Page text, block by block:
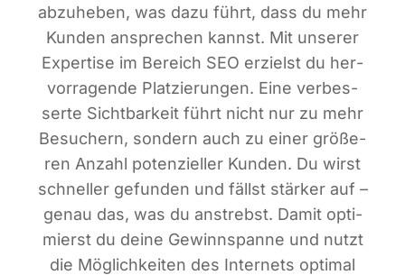
abzu­he­ben, was dazu führt, dass du mehr
Kun­den anspre­chen kannst. Mit unse­rer
Exper­ti­se im Bereich SEO erzielst du her­
vor­ra­gen­de Plat­zie­run­gen. Eine ver­bes­
ser­te Sicht­bar­keit führt nicht nur zu mehr
Besu­chern, son­dern auch zu einer grö­ße­
ren Anzahl poten­zi­el­ler Kun­den. Du wirst
schnel­ler gefun­den und fällst stär­ker auf –
genau das, was du anstrebst. Damit opti­
mierst du dei­ne Gewinn­span­ne und nutzt
die Mög­lich­kei­ten des Inter­nets opti­mal